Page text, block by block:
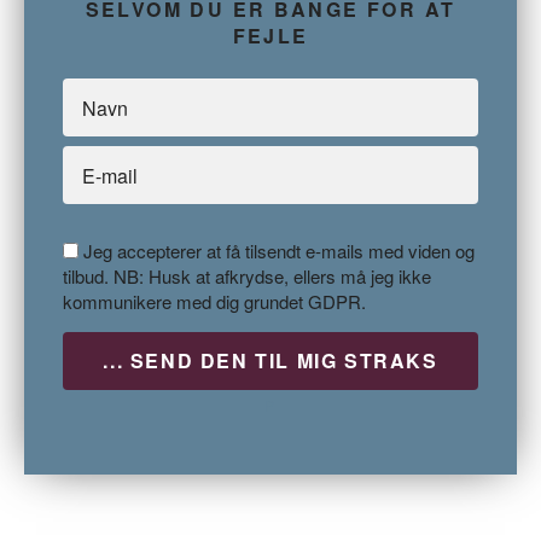
SELVOM DU ER BANGE FOR AT
FEJLE
Jeg accepterer at få tilsendt e-mails med viden og
tilbud. NB: Husk at afkrydse, ellers må jeg ikke
kommunikere med dig grundet GDPR.